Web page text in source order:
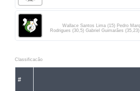
Wallace Santos Lima (15) Pedro
Rodrigues (30,5) Gabriel Guimarães
Classificacão
#